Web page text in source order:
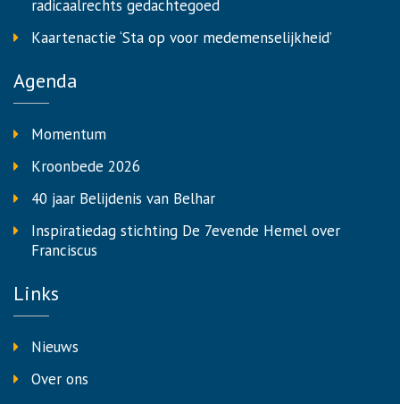
radicaalrechts gedachtegoed
Kaartenactie ‘Sta op voor medemenselijkheid’
Agenda
Momentum
Kroonbede 2026
40 jaar Belijdenis van Belhar
Inspiratiedag stichting De 7evende Hemel over
Franciscus
Links
Nieuws
Over ons